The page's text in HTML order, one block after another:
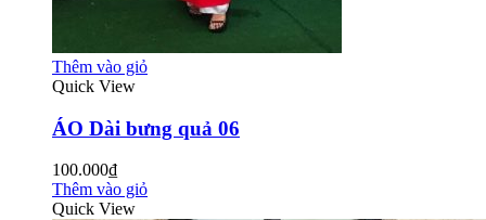
Thêm vào giỏ
Quick View
ÁO Dài bưng quả 06
100.000₫
Thêm vào giỏ
Quick View